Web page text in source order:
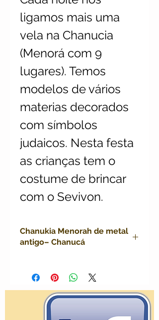
ligamos mais uma
vela na Chanucia
(Menorá com 9
lugares). Temos
modelos de vários
materias decorados
com símbolos
judaicos. Nesta festa
as crianças tem o
costume de brincar
com o Sevivon.
Chanukia Menorah de metal
antigo– Chanucá